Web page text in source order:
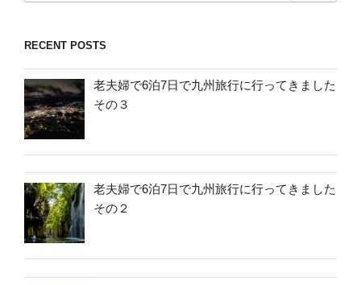
RECENT POSTS
老夫婦で6泊7日で九州旅行に行ってきました
その３
老夫婦で6泊7日で九州旅行に行ってきました
その２